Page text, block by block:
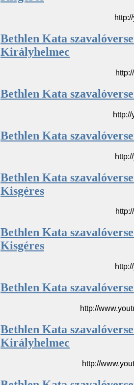
Bethlen Kata
Királyhelmec
Bethlen Kata
Bethlen Kata
Bethlen Kata
Kisgéres
Bethlen Kata
Kisgéres
Bethlen Kata
http://
Bethlen Kata
Királyhelmec
http://